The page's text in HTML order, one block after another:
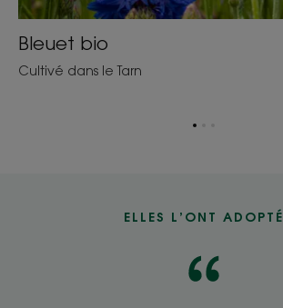
Bleuet bio
Cultivé dans le Tarn
Aller
ELLES L’ONT ADOPTÉ